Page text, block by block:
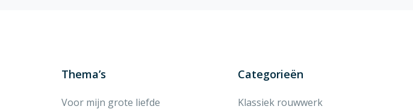
Thema’s
Voor mijn grote liefde
Categorieën
Klassiek rouwwerk